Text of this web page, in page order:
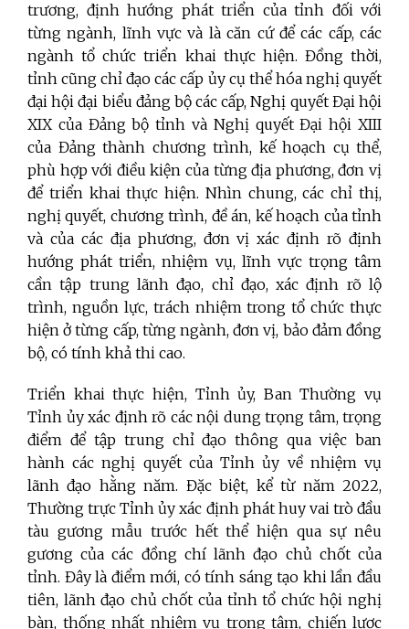
trương, định hướng phát triển của tỉnh đối với
từng ngành, lĩnh vực và là căn cứ để các cấp, các
ngành tổ chức triển khai thực hiện. Đồng thời,
tỉnh cũng chỉ đạo các cấp ủy cụ thể hóa nghị quyết
đại hội đại biểu đảng bộ các cấp, Nghị quyết Đại hội
XIX của Đảng bộ tỉnh và Nghị quyết Đại hội XIII
của Đảng thành chương trình, kế hoạch cụ thể,
phù hợp với điều kiện của từng địa phương, đơn vị
để triển khai thực hiện. Nhìn chung, các chỉ thị,
nghị quyết, chương trình, đề án, kế hoạch của tỉnh
và của các địa phương, đơn vị xác định rõ định
hướng phát triển, nhiệm vụ, lĩnh vực trọng tâm
cần tập trung lãnh đạo, chỉ đạo, xác định rõ lộ
trình, nguồn lực, trách nhiệm trong tổ chức thực
hiện ở từng cấp, từng ngành, đơn vị, bảo đảm đồng
bộ, có tính khả thi cao.
Triển khai thực hiện, Tỉnh ủy, Ban Thường vụ
Tỉnh ủy xác định rõ các nội dung trọng tâm, trọng
điểm để tập trung chỉ đạo thông qua việc ban
hành các nghị quyết của Tỉnh ủy về nhiệm vụ
lãnh đạo hằng năm. Đặc biệt, kể từ năm 2022,
Thường trực Tỉnh ủy xác định phát huy vai trò đầu
tàu gương mẫu trước hết thể hiện qua sự nêu
gương của các đồng chí lãnh đạo chủ chốt của
tỉnh. Đây là điểm mới, có tính sáng tạo khi lần đầu
tiên, lãnh đạo chủ chốt của tỉnh tổ chức hội nghị
bàn, thống nhất nhiệm vụ trọng tâm, chiến lược